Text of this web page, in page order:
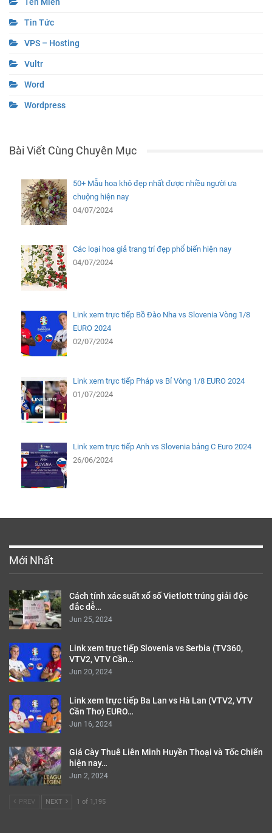
Tin Tức
VPS – Hosting
Vultr
Word
Wordpress
Bài Viết Cùng Chuyên Mục
50+ Mẫu hoa khô đẹp nhất được nhiều người ưa
chuộng hiện nay
04/07/2024
Các loại hoa giả trang trí đẹp phổ biến hiện nay
04/07/2024
Link xem trực tiếp Bồ Đào Nha vs Slovenia Vòng 1/8
EURO 2024
02/07/2024
Link xem trực tiếp Pháp vs Bỉ Vòng 1/8 EURO 2024
01/07/2024
Link xem trực tiếp Anh vs Slovenia bảng C Euro 2024
26/06/2024
Mới Nhất
Cách tính xác suất xổ số Vietlott trúng giải độc
đắc dễ…
Jun 25, 2024
Link xem trực tiếp Slovenia vs Serbia (TV360,
VTV2, VTV Cần…
Jun 20, 2024
Link xem trực tiếp Ba Lan vs Hà Lan (VTV2, VTV
Cần Thơ) EURO…
Jun 16, 2024
Giá Cày Thuê Liên Minh Huyền Thoại và Tốc Chiến
hiện nay…
Jun 2, 2024
PREV NEXT 1 of 1,195